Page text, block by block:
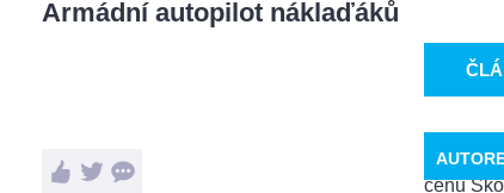
Armádní autopilot náklaďáků